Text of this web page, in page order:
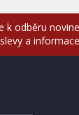
k odběru
a